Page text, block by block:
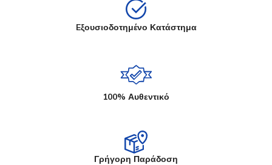
Eξουσιοδοτημένο Κατάστημα
100% Αυθεντικό
Γρήγορη Παράδοση